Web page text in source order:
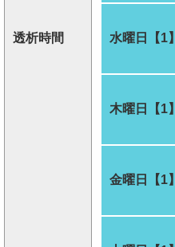
透析時間 水曜日【1】
木曜日【1】
金曜日【1】